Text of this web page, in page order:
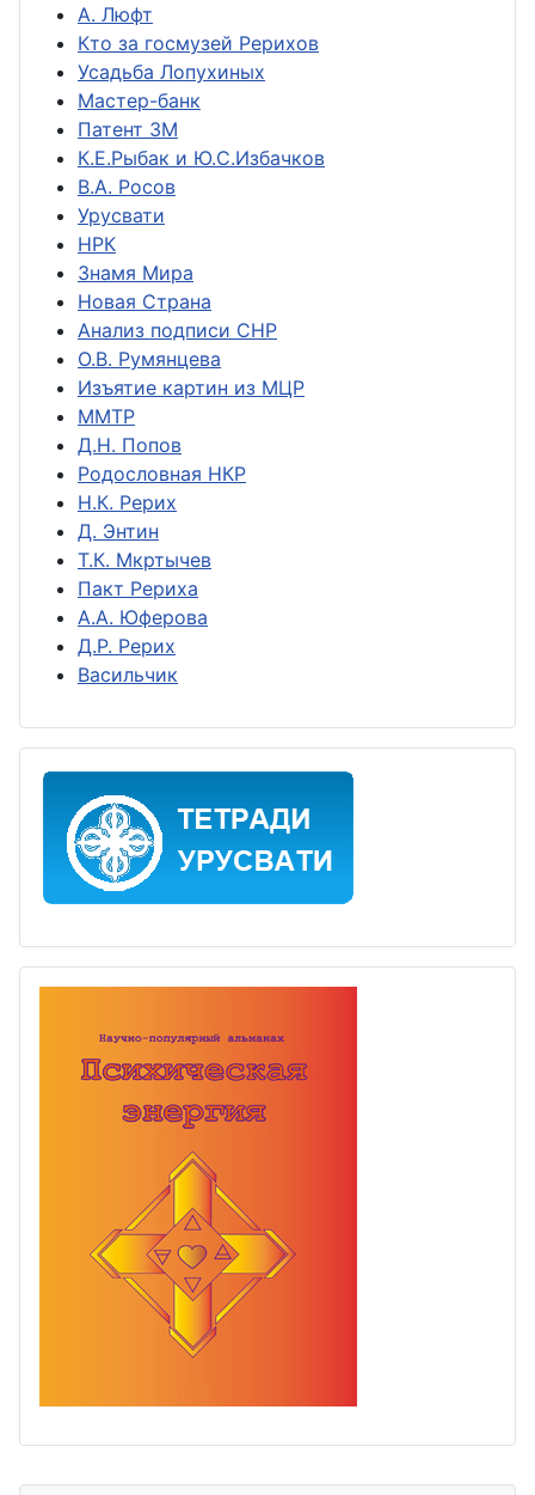
А. Люфт
Кто за госмузей Рерихов
Усадьба Лопухиных
Мастер-банк
Патент ЗМ
К.Е.Рыбак и Ю.С.Избачков
В.А. Росов
Урусвати
НРК
Знамя Мира
Новая Страна
Анализ подписи СНР
О.В. Румянцева
Изъятие картин из МЦР
ММТР
Д.Н. Попов
Родословная НКР
Н.К. Рерих
Д. Энтин
Т.К. Мкртычев
Пакт Рериха
А.А. Юферова
Д.Р. Рерих
Васильчик